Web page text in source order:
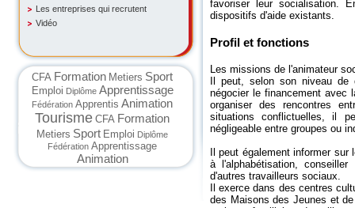
Les entreprises qui recrutent
Vidéo
CFA Formation Metiers Sport
Emploi Diplôme Apprentissage
Fédération Apprentis Animation
Tourisme CFA Formation
Metiers Sport Emploi Diplôme
Fédération Apprentissage
Animation
favoriser leur socialisation.
dispositifs d'aide existants.
Profil et fonctions
Les missions de l'animateur
Il peut, selon son niveau
négocier le financement avec
organiser des rencontres
situations conflictuelles, il
négligeable entre groupes ou
Il peut également informer
à l'alphabétisation,
d'autres travailleurs sociaux.
Il exerce dans des centres
des Maisons des Jeunes et